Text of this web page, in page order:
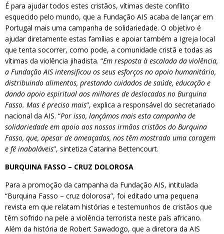
É para ajudar todos estes cristãos, vítimas deste conflito
esquecido pelo mundo, que a Fundação AIS acaba de lançar em
Portugal mais uma campanha de solidariedade. O objetivo é
ajudar diretamente estas famílias e apoiar também a Igreja local
que tenta socorrer, como pode, a comunidade cristã e todas as
vítimas da violência jihadista. “Em resposta à escalada da violência,
a Fundação AIS intensificou os seus esforços no apoio humanitário,
distribuindo alimentos, prestando cuidados de saúde, educação e
dando apoio espiritual aos milhares de deslocados no Burquina
Fasso. Mas é preciso mais”, explica a responsável do secretariado
nacional da AIS. “Por isso, lançámos mais esta campanha de
solidariedade em apoio aos nossos irmãos cristãos do Burquina
Fasso, que, apesar de ameaçados, nos têm mostrado uma coragem
e fé inabaláveis”, sintetiza Catarina Bettencourt.
BURQUINA FASSO – CRUZ DOLOROSA
Para a promoção da campanha da Fundação AIS, intitulada
“Burquina Fasso – cruz dolorosa”, foi editado uma pequena
revista em que relatam histórias e testemunhos de cristãos que
têm sofrido na pele a violência terrorista neste país africano.
Além da história de Robert Sawadogo, que a diretora da AIS